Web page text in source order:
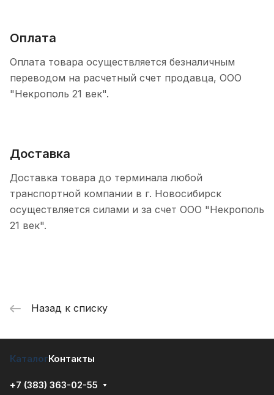
Оплата
Оплата товара осуществляется безналичным
переводом на расчетный счет продавца, ООО
"Некрополь 21 век".
Доставка
Доставка товара до терминала любой
транспортной компании в г. Новосибирск
осуществляется силами и за счет ООО "Некрополь
21 век".
Назад к списку
КаталогКонтакты
+7 (383) 363-02-55